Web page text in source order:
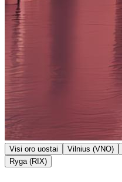
Visi oro uostai Vilnius (VNO)
Ryga (RIX)